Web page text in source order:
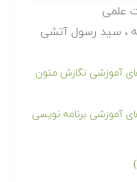
علمی
، سید رسول آتشی
آموزشی نگارش متون
آموزشی برنامه نویسی